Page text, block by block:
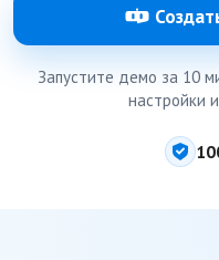
Запустите демо за 10
настройки